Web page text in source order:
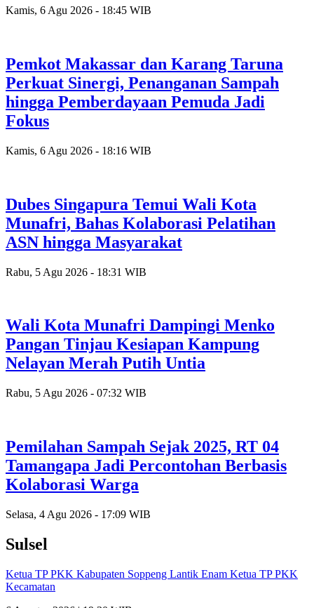
Kamis, 6 Agu 2026 - 18:45 WIB
Pemkot Makassar dan Karang Taruna
Perkuat Sinergi, Penanganan Sampah
hingga Pemberdayaan Pemuda Jadi
Fokus
Kamis, 6 Agu 2026 - 18:16 WIB
Dubes Singapura Temui Wali Kota
Munafri, Bahas Kolaborasi Pelatihan
ASN hingga Masyarakat
Rabu, 5 Agu 2026 - 18:31 WIB
Wali Kota Munafri Dampingi Menko
Pangan Tinjau Kesiapan Kampung
Nelayan Merah Putih Untia
Rabu, 5 Agu 2026 - 07:32 WIB
Pemilahan Sampah Sejak 2025, RT 04
Tamangapa Jadi Percontohan Berbasis
Kolaborasi Warga
Selasa, 4 Agu 2026 - 17:09 WIB
Sulsel
Ketua TP PKK Kabupaten Soppeng Lantik Enam Ketua TP PKK
Kecamatan